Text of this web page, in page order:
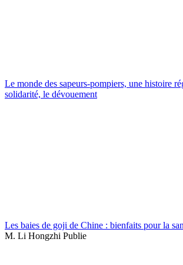
Le monde des sapeurs-pompiers, une histoire
solidarité, le dévouement
Les baies de goji de Chine : bienfaits pour la
M. Li Hongzhi Publie